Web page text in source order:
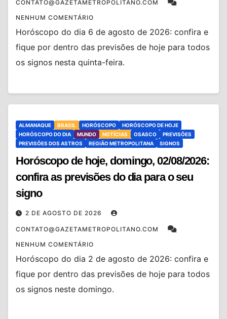
CONTATO@GAZETAMETROPOLITANO.COM
NENHUM COMENTÁRIO
Horóscopo do dia 6 de agosto de 2026: confira e
fique por dentro das previsões de hoje para todos
os signos nesta quinta-feira.
ALMANAQUE BRASIL HORÓSCOPO
HORÓSCOPO DE HOJE
HORÓSCOPO DO DIA
MUNDO NOTÍCIAS OSASCO
PREVISÕES
PREVISÕES DOS ASTROS
REGIÃO METROPOLITANA SIGNOS
Horóscopo de hoje, domingo, 02/08/2026:
confira as previsões do dia para o seu
signo
2 DE AGOSTO DE 2026
CONTATO@GAZETAMETROPOLITANO.COM
NENHUM COMENTÁRIO
Horóscopo do dia 2 de agosto de 2026: confira e
fique por dentro das previsões de hoje para todos
os signos neste domingo.